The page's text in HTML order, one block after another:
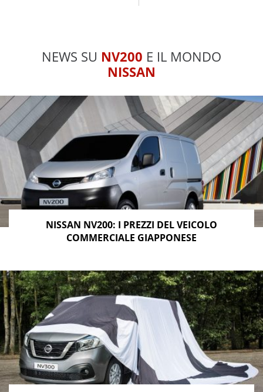
NEWS SU NV200 E IL MONDO
NISSAN
NISSAN NV200: I PREZZI DEL VEICOLO
COMMERCIALE GIAPPONESE